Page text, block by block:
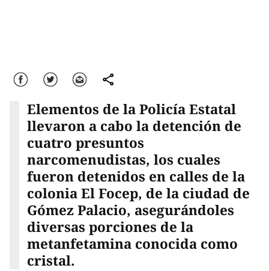
Facebook Twitter Correo comparte
Elementos de la Policía Estatal
llevaron a cabo la detención de
cuatro presuntos
narcomenudistas, los cuales
fueron detenidos en calles de la
colonia El Focep, de la ciudad de
Gómez Palacio, asegurándoles
diversas porciones de la
metanfetamina conocida como
cristal.